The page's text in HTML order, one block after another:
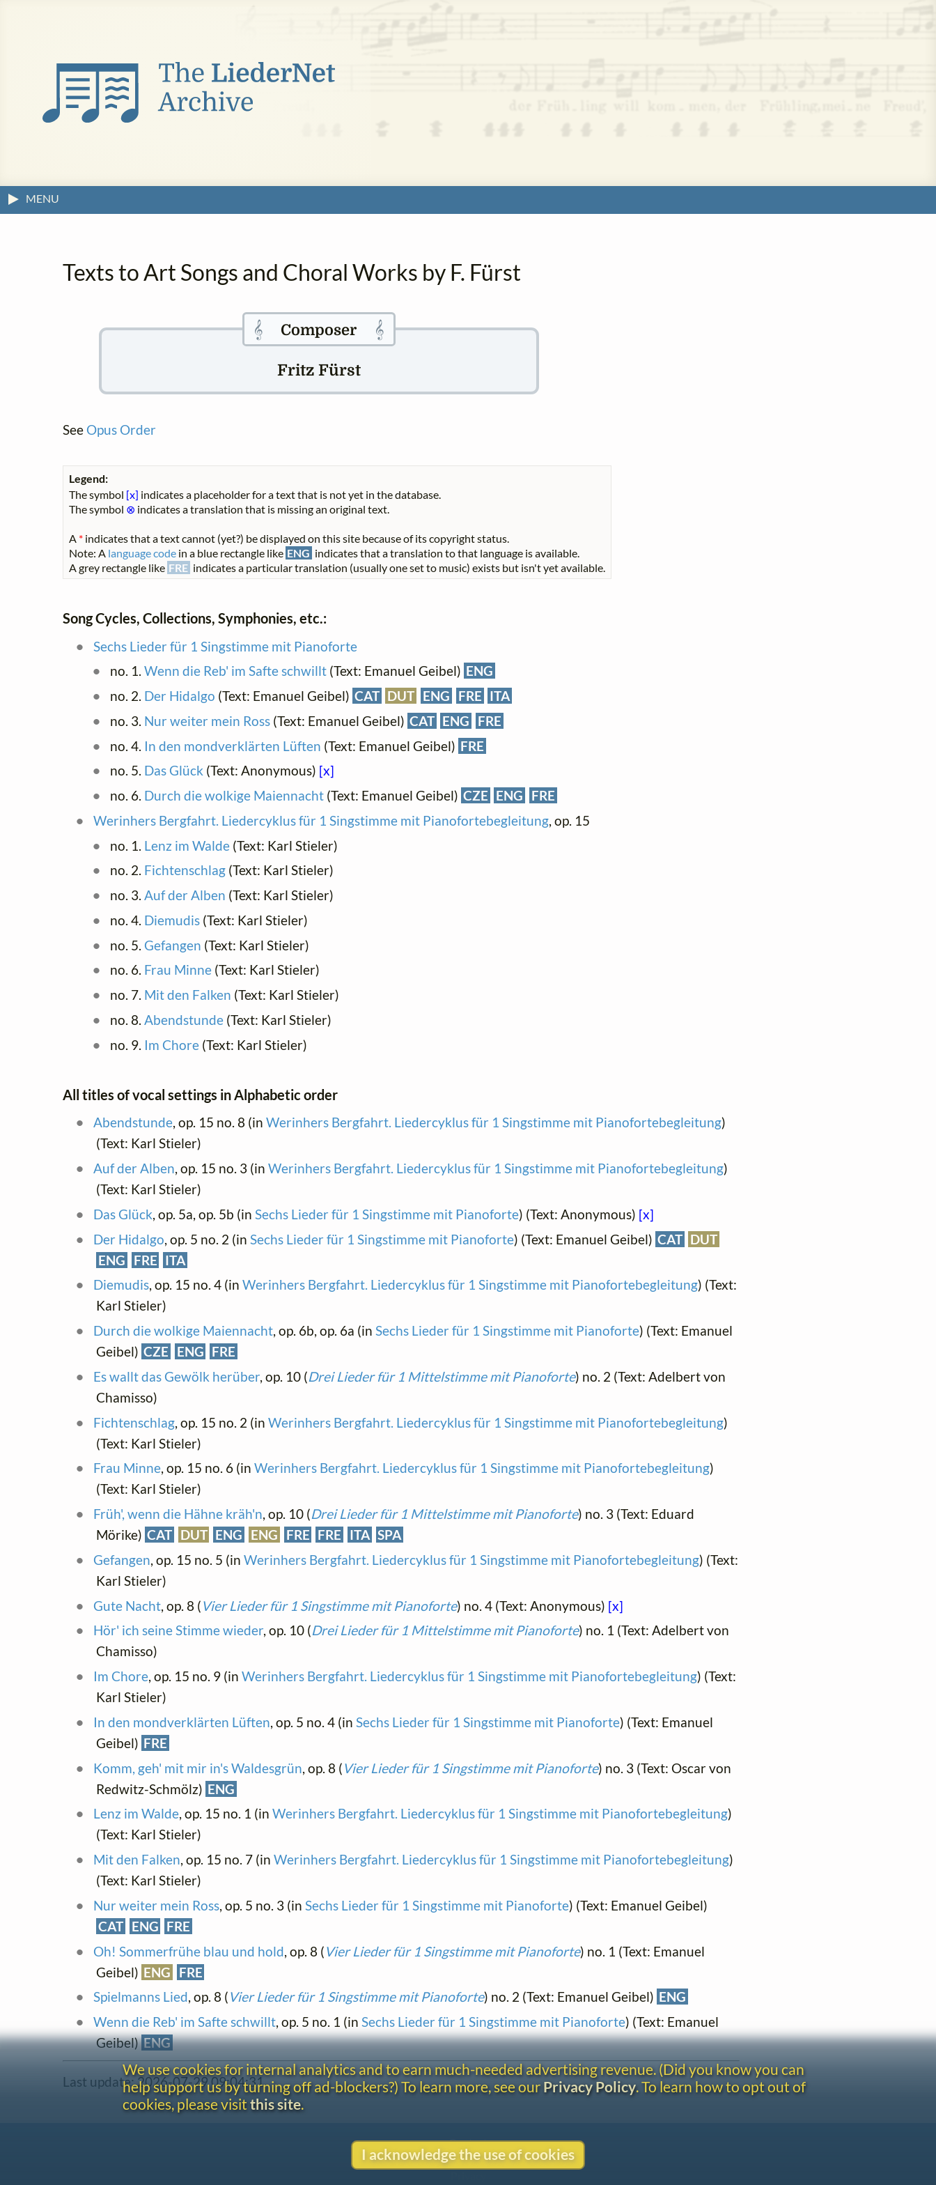
MENU
Texts to Art Songs and Choral Works by F. Fürst
𝄞 Composer 𝄞
Fritz Fürst
See Opus Order
Legend:
The symbol [x] indicates a placeholder for a text that is not yet in the database.
The symbol ⊗ indicates a translation that is missing an original text.
A * indicates that a text cannot (yet?) be displayed on this site because of its copyright status.
Note: A language code in a blue rectangle like ENG indicates that a translation to that language is available.
A grey rectangle like FRE indicates a particular translation (usually one set to music) exists but isn't yet available.
Song Cycles, Collections, Symphonies, etc.:
Sechs Lieder für 1 Singstimme mit Pianoforte
no. 1. Wenn die Reb' im Safte schwillt(Text: Emanuel Geibel) ENG
no. 2. Der Hidalgo (Text: Emanuel Geibel) CAT DUT ENG FRE ITA
no. 3. Nur weiter mein Ross(Text: Emanuel Geibel) CAT ENG
FRE
no. 4. In den mondverklärten Lüften (Text: Emanuel Geibel) FRE
no. 5. Das Glück (Text: Anonymous) [x]
no. 6. Durch die wolkige Maiennacht(Text: Emanuel Geibel) CZE ENG
FRE
Werinhers Bergfahrt. Liedercyklus für 1 Singstimme mit Pianofortebegleitung, op. 15
no. 1. Lenz im Walde(Text: Karl Stieler)
no. 2. Fichtenschlag(Text: Karl Stieler)
no. 3. Auf der Alben (Text: Karl Stieler)
no. 4. Diemudis(Text: Karl Stieler)
no. 5. Gefangen (Text: Karl Stieler)
no. 6. Frau Minne(Text: Karl Stieler)
no. 7. Mit den Falken (Text: Karl Stieler)
no. 8. Abendstunde(Text: Karl Stieler)
no. 9. Im Chore(Text: Karl Stieler)
All titles of vocal settings in Alphabetic order
Abendstunde, op. 15 no. 8 (in Werinhers Bergfahrt. Liedercyklus für 1 Singstimme mit Pianofortebegleitung)
(Text: Karl Stieler)
Auf der Alben, op. 15 no. 3 (in Werinhers Bergfahrt. Liedercyklus für 1 Singstimme mit Pianofortebegleitung)
(Text: Karl Stieler)
Das Glück, op. 5a, op. 5b (in Sechs Lieder für 1 Singstimme mit Pianoforte) (Text: Anonymous) [x]
Der Hidalgo, op. 5 no. 2 (in Sechs Lieder für 1 Singstimme mit Pianoforte) (Text: Emanuel Geibel) CAT DUT
ENG
FRE ITA
Diemudis, op. 15 no. 4 (in Werinhers Bergfahrt. Liedercyklus für 1 Singstimme mit Pianofortebegleitung) (Text:
Karl Stieler)
Durch die wolkige Maiennacht, op. 6b, op. 6a (in Sechs Lieder für 1 Singstimme mit Pianoforte) (Text: Emanuel
Geibel) CZE ENG FRE
Es wallt das Gewölk herüber, op. 10 (Drei Lieder für 1 Mittelstimme mit Pianoforte) no. 2 (Text: Adelbert von
Chamisso)
Fichtenschlag, op. 15 no. 2 (in Werinhers Bergfahrt. Liedercyklus für 1 Singstimme mit Pianofortebegleitung)
(Text: Karl Stieler)
Frau Minne, op. 15 no. 6 (in Werinhers Bergfahrt. Liedercyklus für 1 Singstimme mit Pianofortebegleitung)
(Text: Karl Stieler)
Früh', wenn die Hähne kräh'n, op. 10 (Drei Lieder für 1 Mittelstimme mit Pianoforte) no. 3 (Text: Eduard
Mörike) CAT DUT ENG ENG FRE FRE ITA SPA
Gefangen, op. 15 no. 5 (in Werinhers Bergfahrt. Liedercyklus für 1 Singstimme mit Pianofortebegleitung) (Text:
Karl Stieler)
Gute Nacht, op. 8 (Vier Lieder für 1 Singstimme mit Pianoforte) no. 4 (Text: Anonymous) [x]
Hör' ich seine Stimme wieder, op. 10 (Drei Lieder für 1 Mittelstimme mit Pianoforte) no. 1 (Text: Adelbert von
Chamisso)
Im Chore, op. 15 no. 9 (in Werinhers Bergfahrt. Liedercyklus für 1 Singstimme mit Pianofortebegleitung) (Text:
Karl Stieler)
In den mondverklärten Lüften, op. 5 no. 4 (in Sechs Lieder für 1 Singstimme mit Pianoforte) (Text: Emanuel
Geibel) FRE
Komm, geh' mit mir in's Waldesgrün, op. 8 (Vier Lieder für 1 Singstimme mit Pianoforte) no. 3 (Text: Oscar von
Redwitz-Schmölz) ENG
Lenz im Walde, op. 15 no. 1 (in Werinhers Bergfahrt. Liedercyklus für 1 Singstimme mit Pianofortebegleitung)
(Text: Karl Stieler)
Mit den Falken, op. 15 no. 7 (in Werinhers Bergfahrt. Liedercyklus für 1 Singstimme mit Pianofortebegleitung)
(Text: Karl Stieler)
Nur weiter mein Ross, op. 5 no. 3 (in Sechs Lieder für 1 Singstimme mit Pianoforte) (Text: Emanuel Geibel)
CAT ENG FRE
Oh! Sommerfrühe blau und hold, op. 8 (Vier Lieder für 1 Singstimme mit Pianoforte) no. 1 (Text: Emanuel
Geibel) ENG
FRE
Spielmanns Lied, op. 8 (Vier Lieder für 1 Singstimme mit Pianoforte) no. 2 (Text: Emanuel Geibel) ENG
Wenn die Reb' im Safte schwillt, op. 5 no. 1 (in Sechs Lieder für 1 Singstimme mit Pianoforte) (Text: Emanuel
Geibel)ENG
Last update: 2026-07-29 09:04:31
We use cookies for internal analytics and to earn much-needed advertising revenue. (Did you know you can
help support us by turning off ad-blockers?) To learn more, see ourPrivacy Policy. To learn how to opt out of
cookies, please visit this site.
I acknowledge the use of cookies
Contact
Copyright